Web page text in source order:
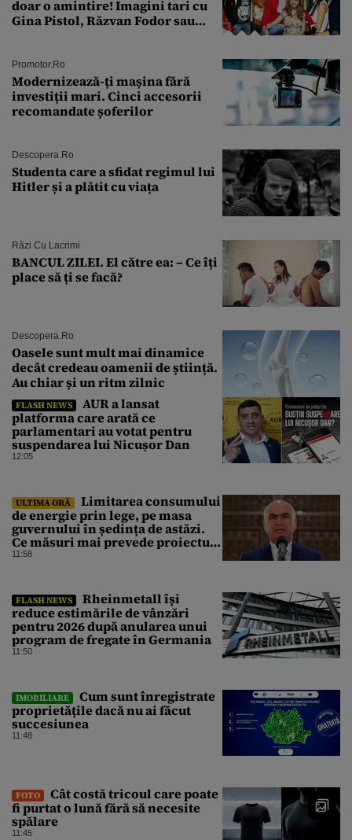
doar o amintire! Imagini tari cu
Gina Pistol, Răzvan Fodor sau
Promotor.ro
Modernizează-ți mașina fără
investiții mari. Cinci accesorii
recomandate șoferilor
Descopera.ro
Studenta care a sfidat regimul lui
Hitler și a plătit cu viața
Râzi Cu Lacrimi
BANCUL ZILEI. El către ea: – Ce îți
place să ți se facă?
Descopera.ro
Oasele sunt mult mai dinamice
decât credeau oamenii de știință.
Au chiar și un ritm zilnic
FLASH NEWS
AUR a lansat
platforma care arată ce
parlamentari au votat pentru
suspendarea lui Nicușor Dan
12:05
ULTIMA ORĂ
Limitarea consumului
de energie prin lege, pe masa
guvernului în ședința de astăzi.
Ce măsuri mai prevede proiectul
în caz de pandemie, cutremur sau
11:58
FLASH NEWS
Rheinmetall își
reduce estimările de vânzări
pentru 2026 după anularea unui
program de fregate în Germania
11:50
IMOBILIARE
Cum sunt înregistrate
proprietățile dacă nu ai făcut
succesiunea
11:48
FOTO
Cât costă tricoul care poate
fi purtat o lună fără să necesite
spălare
11:45